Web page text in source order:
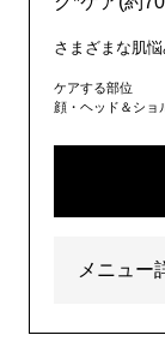
さまざまな肌
ケアする部位
顔・ヘッド＆ショ
メニュー